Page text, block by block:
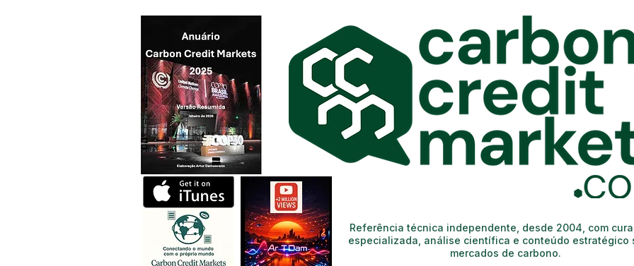
Referência técnica independente, desde 2004, com
especializada, análise científica e conteúdo estratégico
mercados de carbono.